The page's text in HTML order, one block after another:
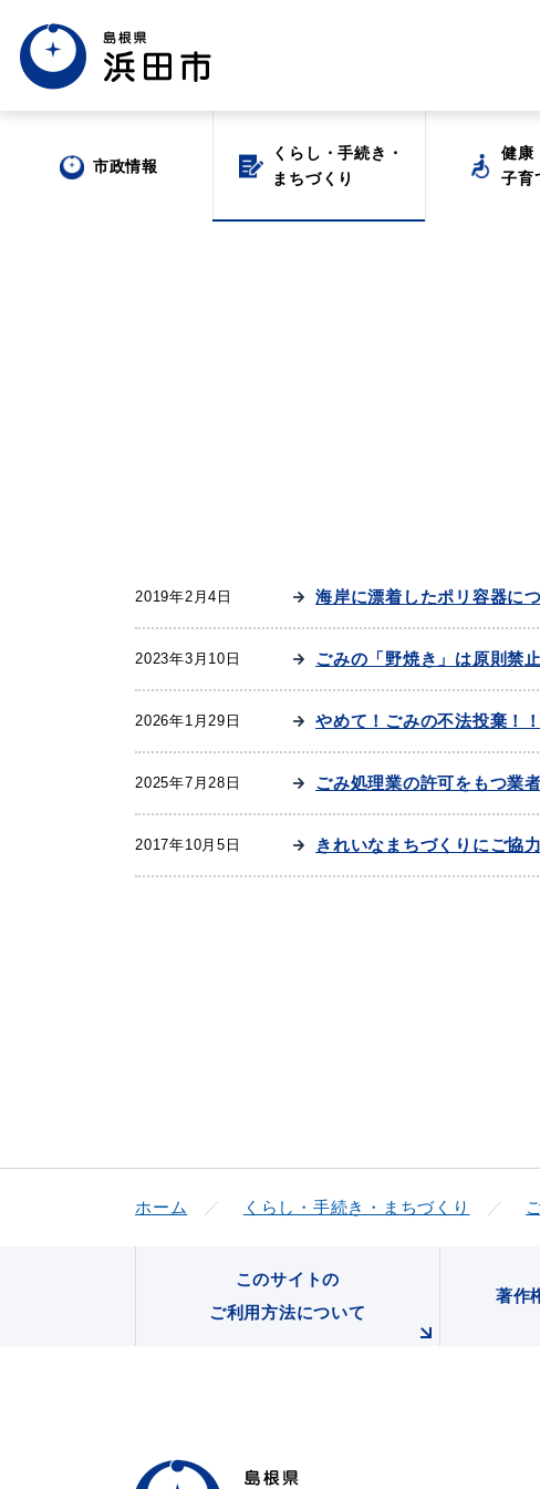
市政情報
くらし・手続き・
まちづくり
健康
子育
出会い・結婚 引っ越し・住まい
高齢者・介護 おくやみ
防災・防犯メール
気象情報リンク集
ごみ分別早見表
市政情報
くらし・手続き・
まちづくり
健康
子育
2019年2月4日 海岸に漂着したポリ容器に
2023年3月10日 ごみの「野焼き」は原則禁
2026年1月29日 やめて！ごみの不法投棄！！
2025年7月28日 ごみ処理業の許可をもつ業
2017年10月5日 きれいなまちづくりにご協
ホーム くらし・手続き・まちづくり
このサイトの
ご利用方法について
著作